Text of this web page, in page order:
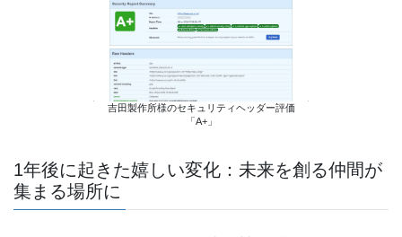
吉田製作所様のセキュリティヘッダー評価
「A+」
1年後に起きた嬉しい変化：未来を創る仲間が
集まる場所に